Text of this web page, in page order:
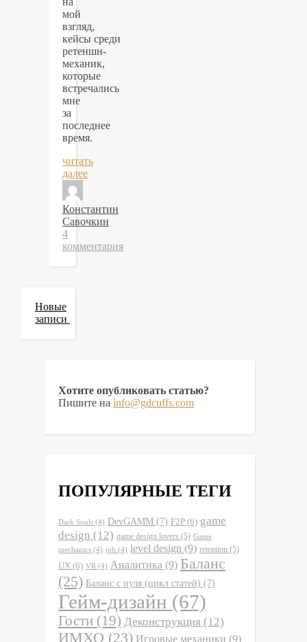
мой
взгляд,
кейсы среди
ретеншн-
механик,
которые
встречались
мне
за
последнее
время.
читать
далее
Константин
Савочкин
4
комментария
Новые
записи
Хотите опубликовать статью?
Пишите на info@gdcuffs.com
ПОПУЛЯРНЫЕ ТЕГИ
Dark Souls (4) DevGAMM (7) F2P (6) game
design (12) game design lovers (5) Game
mechanics (4) job (4) level design (9) retention (5)
UX (6) VR (4) Аналитика (9) Баланс
(25) Баланс с нуля (цикл статей) (7)
Гейм-дизайн (67)
Гости (19) Деконструкция (12)
ИМХО (23) Игровые механики (9)